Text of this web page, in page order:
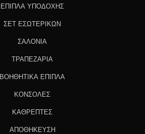
ΕΠΙΠΛΑ ΥΠΟΔΟΧΗΣ
ΣΕΤ ΕΣΩΤΕΡΙΚΩΝ
ΣΑΛΟΝΙΑ
ΤΡΑΠΕΖΑΡΙΑ
ΒΟΗΘΗΤΙΚΑ ΕΠΙΠΛΑ
ΚΟΝΣΟΛΕΣ
ΚΑΘΡΕΠΤΕΣ
ΑΠΟΘΗΚΕΥΣΗ